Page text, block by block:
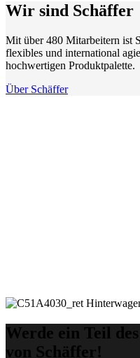
Wir sind Schäffer
Mit über 480 Mitarbeitern ist
flexibles und international
hochwertigen Produktpalette.
Über Schäffer
Werde ein Teil
von Schäffer!